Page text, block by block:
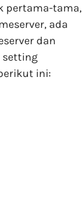
pertama-tama,
ada
dan
setting
ini: